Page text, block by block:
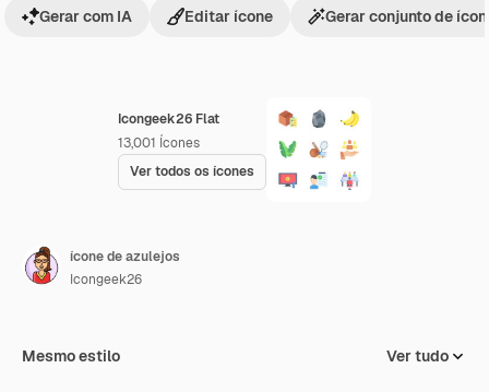
Icongeek26 Flat
13,001 Ícones
Ver todos os ícones
Gerar com IA Editar ícone Gerar conjunto de
ícone de azulejos
Icongeek26
Mesmo estilo Ver tudo